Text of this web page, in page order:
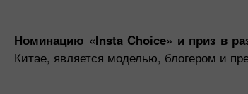
Номинацию «Insta Choice» и приз в
Китае, является моделью, блогером и